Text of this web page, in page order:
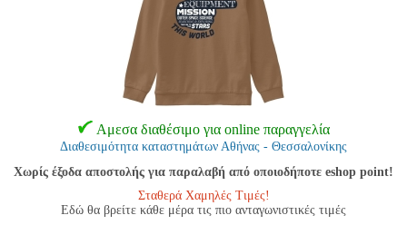
Αμεσα διαθέσιμο για online παραγγελία
Διαθεσιμότητα καταστημάτων Αθήνας - Θεσσαλονίκης
Χωρίς έξοδα αποστολής για παραλαβή από οποιοδήποτε eshop point!
Σταθερά Χαμηλές Τιμές!
Εδώ θα βρείτε κάθε μέρα τις πιο ανταγωνιστικές τιμές